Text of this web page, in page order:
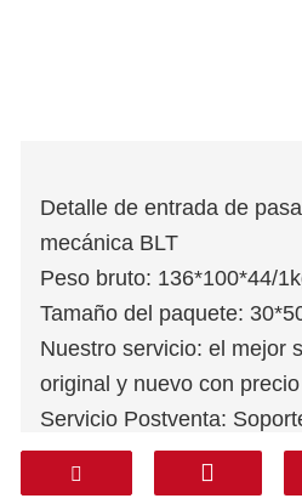
Detalle de entrada de
mecánica BLT
Peso bruto: 136*100*44/
Tamaño del paquete:
Nuestro servicio: el mejor
original y nuevo con
Servicio Postventa:
repuestos gratuitos,
Garantía: 1 año